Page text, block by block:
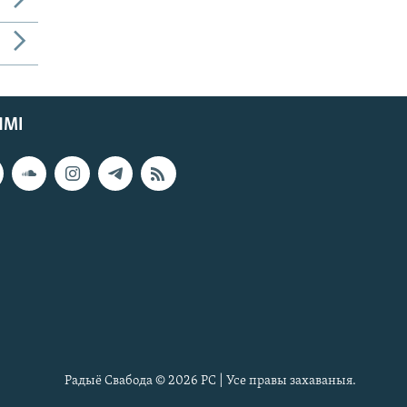
Радыё Свабода © 2026 РС | Усе правы захаваныя.